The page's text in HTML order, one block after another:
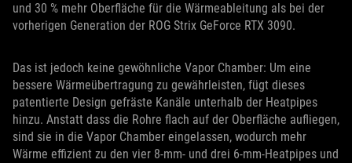
und 30 % mehr Oberfläche für die Wärmeableitung als bei der
vorherigen Generation der ROG Strix GeForce RTX 3090.
Das ist jedoch keine gewöhnliche Vapor Chamber: Um eine
bessere Wärmeübertragung zu gewährleisten, fügt dieses
patentierte Design gefräste Kanäle unterhalb der Heatpipes
hinzu. Anstatt dass die Rohre flach auf der Oberfläche aufliegen,
sind sie in die Vapor Chamber eingelassen, wodurch mehr
Wärme effizient zu den vier 8-mm- und drei 6-mm-Heatpipes und